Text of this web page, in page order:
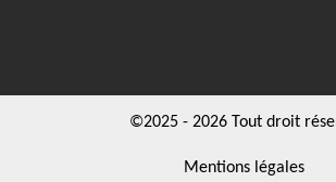
©2025 - 2026 Tout droit
Mentions légales